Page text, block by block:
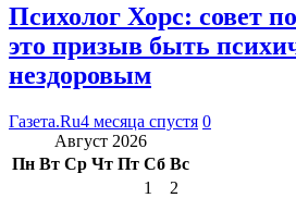
Психолог Хорс: совет
это призыв быть
нездоровым
Газета.Ru4 месяца спустя 0
Август 2026
Пн Вт Ср Чт Пт Сб Вс
1
2